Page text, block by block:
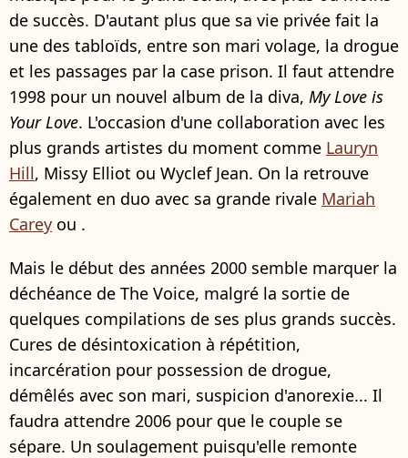
de succès. D'autant plus que sa vie privée fait la
une des tabloïds, entre son mari volage, la drogue
et les passages par la case prison. Il faut attendre
1998 pour un nouvel album de la diva, My Love is
Your Love. L'occasion d'une collaboration avec les
plus grands artistes du moment comme Lauryn
Hill, Missy Elliot ou Wyclef Jean. On la retrouve
également en duo avec sa grande rivale Mariah
Carey ou .
Mais le début des années 2000 semble marquer la
déchéance de The Voice, malgré la sortie de
quelques compilations de ses plus grands succès.
Cures de désintoxication à répétition,
incarcération pour possession de drogue,
démêlés avec son mari, suspicion d'anorexie... Il
faudra attendre 2006 pour que le couple se
sépare. Un soulagement puisqu'elle remonte